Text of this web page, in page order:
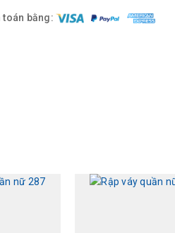
toán bằng: